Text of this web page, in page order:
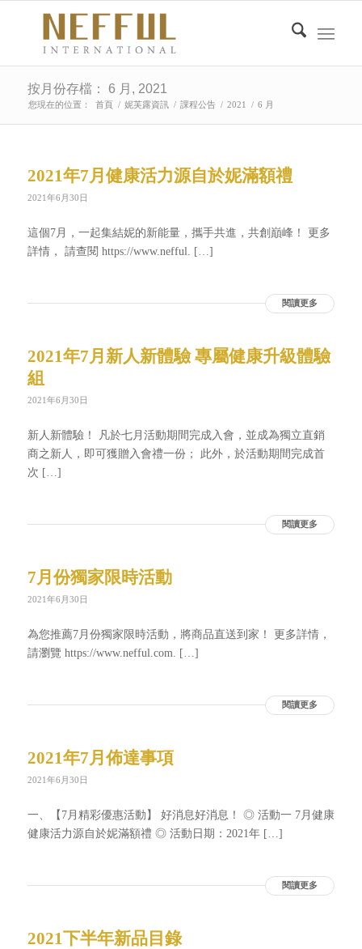
按月份存檔： 6 月, 2021
您現在的位置： 首頁 / 妮芙露資訊 / 課程公告 / 2021 / 6 月
2021年7月健康活力源自於妮滿額禮
2021年6月30日
這個7月，一起集結妮的新能量，攜手共進，共創巔峰！ 更多
詳情， 請查閱 https://www.nefful. […]
閱讀更多
2021年7月新人新體驗 專屬健康升級體驗
組
2021年6月30日
新人新體驗！ 凡於七月活動期間完成入會，並成為獨立直銷
商之新人，即可獲贈入會禮一份； 此外，於活動期間完成首
次 […]
閱讀更多
7月份獨家限時活動
2021年6月30日
為您推薦7月份獨家限時活動，將商品直送到家！ 更多詳情，
請瀏覽 https://www.nefful.com. […]
閱讀更多
2021年7月佈達事項
2021年6月30日
一、【7月精彩優惠活動】 好消息好消息！ ◎ 活動一 7月健康
健康活力源自於妮滿額禮 ◎ 活動日期：2021年 […]
閱讀更多
2021下半年新品目錄